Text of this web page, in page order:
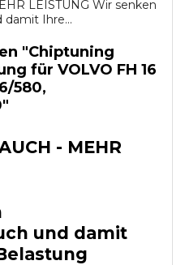
LEISTUNG Wir senken
damit Ihre...
"Chiptuning
für VOLVO FH 16
580,
- MEHR
und damit